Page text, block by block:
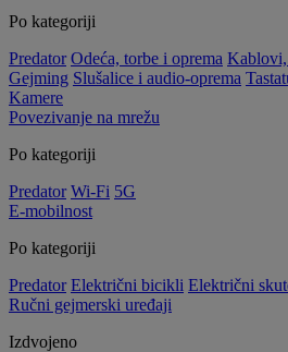
Po kategoriji
Predator Odeća, torbe i oprema Kablovi,
Gejming Slušalice i audio-oprema
Kamere
Povezivanje na mrežu
Po kategoriji
Predator Wi-Fi 5G
E-mobilnost
Po kategoriji
Predator Električni bicikli Električni
Ručni gejmerski uređaji
Izdvojeno